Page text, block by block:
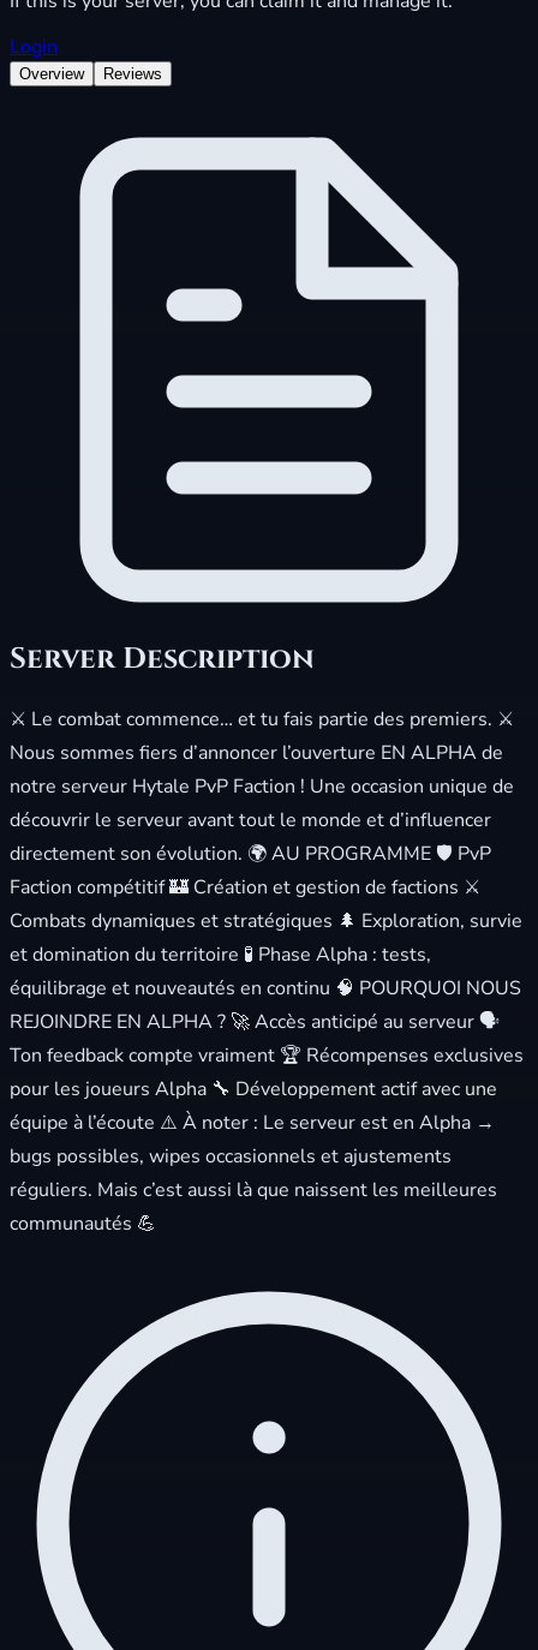
Login
Overview Reviews
Server Description
⚔️ Le combat commence… et tu fais partie des premiers. ⚔️
Nous sommes fiers d’annoncer l’ouverture EN ALPHA de
notre serveur Hytale PvP Faction ! Une occasion unique de
découvrir le serveur avant tout le monde et d’influencer
directement son évolution. 🌍 AU PROGRAMME 🛡️ PvP
Faction compétitif 🏰 Création et gestion de factions ⚔️
Combats dynamiques et stratégiques 🌲 Exploration, survie
et domination du territoire 🧪 Phase Alpha : tests,
équilibrage et nouveautés en continu 🧠 POURQUOI NOUS
REJOINDRE EN ALPHA ? 🚀 Accès anticipé au serveur 🗣️
Ton feedback compte vraiment 🏆 Récompenses exclusives
pour les joueurs Alpha 🔧 Développement actif avec une
équipe à l’écoute ⚠️ À noter : Le serveur est en Alpha →
bugs possibles, wipes occasionnels et ajustements
réguliers. Mais c’est aussi là que naissent les meilleures
communautés 💪